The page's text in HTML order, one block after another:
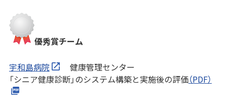
優秀賞チーム
宇和島病院
健康管理センター
「シニア健康診断」のシステム構築と実施後の評価（PDF）